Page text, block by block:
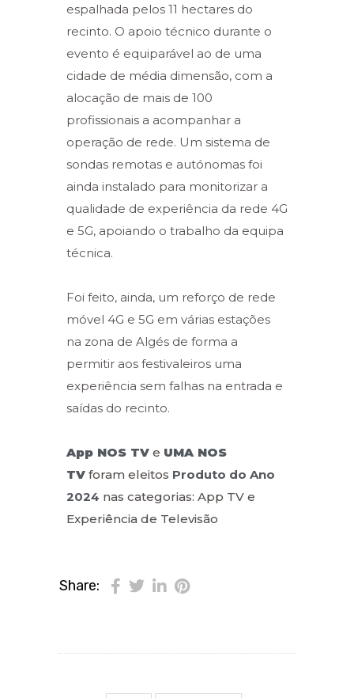
espalhada pelos 11 hectares do
recinto. O apoio técnico durante o
evento é equiparável ao de uma
cidade de média dimensão, com a
alocação de mais de 100
profissionais a acompanhar a
operação de rede. Um sistema de
sondas remotas e autónomas foi
ainda instalado para monitorizar a
qualidade de experiência da rede 4G
e 5G, apoiando o trabalho da equipa
técnica.
Foi feito, ainda, um reforço de rede
móvel 4G e 5G em várias estações
na zona de Algés de forma a
permitir aos festivaleiros uma
experiência sem falhas na entrada e
saídas do recinto.
App NOS TV e UMA NOS
TV foram eleitos Produto do Ano
2024 nas categorias: App TV e
Experiência de Televisão
Share: